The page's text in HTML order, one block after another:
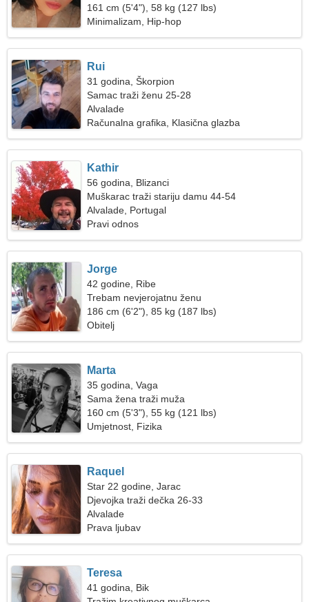
161 cm (5'4"), 58 kg (127 lbs)
Minimalizam, Hip-hop
Rui
31 godina, Škorpion
Samac traži ženu 25-28
Alvalade
Računalna grafika, Klasična glazba
Kathir
56 godina, Blizanci
Muškarac traži stariju damu 44-54
Alvalade, Portugal
Pravi odnos
Jorge
42 godine, Ribe
Trebam nevjerojatnu ženu
186 cm (6'2"), 85 kg (187 lbs)
Obitelj
Marta
35 godina, Vaga
Sama žena traži muža
160 cm (5'3"), 55 kg (121 lbs)
Umjetnost, Fizika
Raquel
Star 22 godine, Jarac
Djevojka traži dečka 26-33
Alvalade
Prava ljubav
Teresa
41 godina, Bik